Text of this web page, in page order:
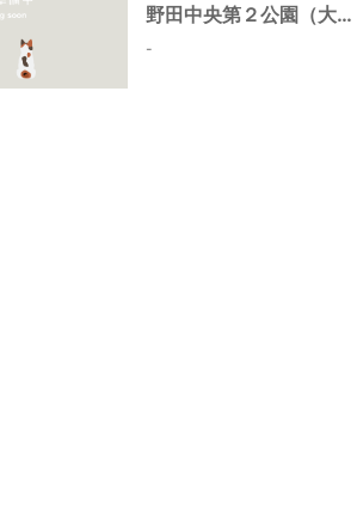
野田中央第２公園（大阪府豊中市）
-